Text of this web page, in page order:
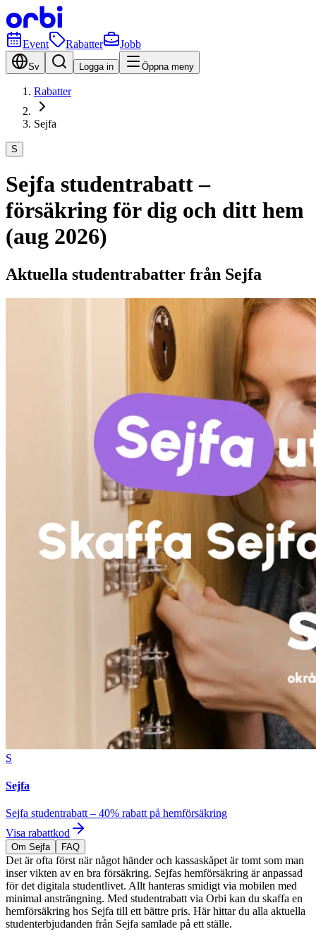
Event Rabatter Jobb
Sv Logga in Öppna meny
Rabatter
Sejfa
S
Sejfa studentrabatt –
försäkring för dig och ditt hem
(aug 2026)
Aktuella studentrabatter från Sejfa
S
Sejfa
Sejfa studentrabatt – 40% rabatt på hemförsäkring
Visa rabattkod
Om Sejfa FAQ
Det är ofta först när något händer och kassaskåpet är tomt som man
inser vikten av en bra försäkring. Sejfas hemförsäkring är anpassad
för det digitala studentlivet. Allt hanteras smidigt via mobilen med
minimal ansträngning. Med studentrabatt via Orbi kan du skaffa en
hemförsäkring hos Sejfa till ett bättre pris. Här hittar du alla aktuella
studenterbjudanden från Sejfa samlade på ett ställe.